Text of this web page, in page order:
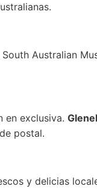
South Australian
en exclusiva.
postal.
y delicias